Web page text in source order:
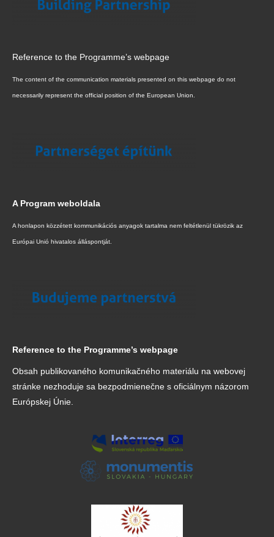
Reference to the Programme’s webpage
The content of the communication materials presented on this webpage do not
necessarily represent the official position of the European Union.
A Program weboldala
A honlapon közzétett kommunikációs anyagok tartalma nem feltétlenül tükrözik az
Európai Unió hivatalos álláspontját.
Reference to the Programme’s webpage
Obsah publikovaného komunikačného materiálu na webovej
stránke nezhoduje sa bezpodmienečne s oficiálnym názorom
Európskej Únie.